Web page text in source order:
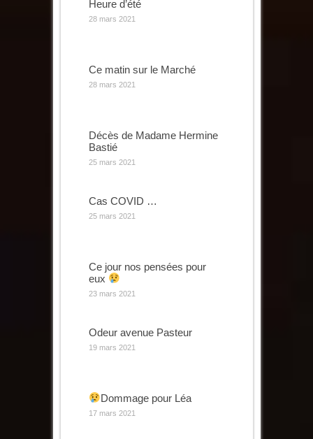
Heure d’été
28 mars 2021
Ce matin sur le Marché
28 mars 2021
Décès de Madame Hermine
Bastié
25 mars 2021
Cas COVID …
25 mars 2021
Ce jour nos pensées pour
eux
23 mars 2021
Odeur avenue Pasteur
19 mars 2021
Dommage pour Léa
17 mars 2021